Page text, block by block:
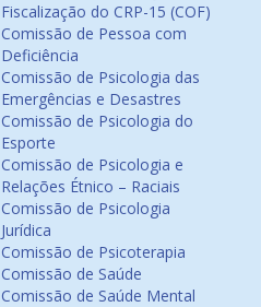
Fiscalização do CRP-15 (COF)
Comissão de Pessoa com
Deficiência
Comissão de Psicologia das
Emergências e Desastres
Comissão de Psicologia do
Esporte
Comissão de Psicologia e
Relações Étnico – Raciais
Comissão de Psicologia
Jurídica
Comissão de Psicoterapia
Comissão de Saúde
Comissão de Saúde Mental